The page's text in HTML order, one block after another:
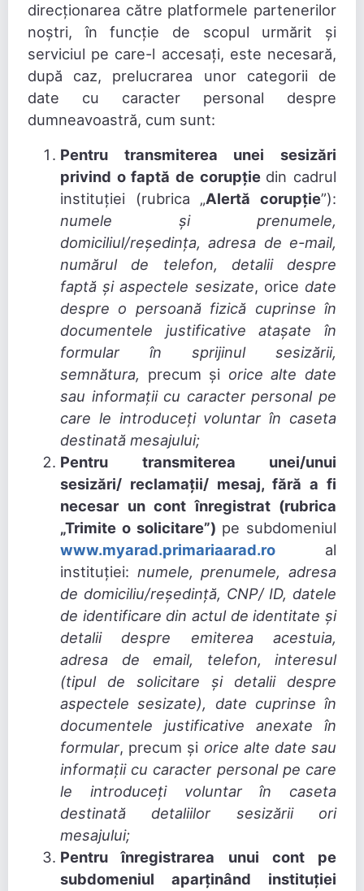
direcționarea către platformele partenerilor
noștri, în funcție de scopul urmărit și
serviciul pe care-l accesați, este necesară,
după caz, prelucrarea unor categorii de
date cu caracter personal despre
dumneavoastră, cum sunt:
Pentru transmiterea unei sesizări
privind o faptă de corupție din cadrul
instituției (rubrica „Alertă corupție”):
numele și prenumele,
domiciliul/reședința, adresa de e-mail,
numărul de telefon, detalii despre
faptă și aspectele sesizate, orice date
despre o persoană fizică cuprinse în
documentele justificative atașate în
formular în sprijinul sesizării,
semnătura, precum și orice alte date
sau informații cu caracter personal pe
care le introduceți voluntar în caseta
destinată mesajului;
Pentru transmiterea unei/unui
sesizări/ reclamații/ mesaj, fără a fi
necesar un cont înregistrat (rubrica
„Trimite o solicitare”) pe subdomeniul
www.myarad.primariaarad.ro al
instituției: numele, prenumele, adresa
de domiciliu/reședință, CNP/ ID, datele
de identificare din actul de identitate și
detalii despre emiterea acestuia,
adresa de email, telefon, interesul
(tipul de solicitare și detalii despre
aspectele sesizate), date cuprinse în
documentele justificative anexate în
formular, precum și orice alte date sau
informații cu caracter personal pe care
le introduceți voluntar în caseta
destinată detaliilor sesizării ori
mesajului;
Pentru înregistrarea unui cont pe
subdomeniul aparținând instituției